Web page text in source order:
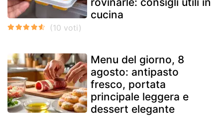
cucina
Menu del giorno, 8
agosto: antipasto
fresco, portata
principale leggera e
dessert elegante